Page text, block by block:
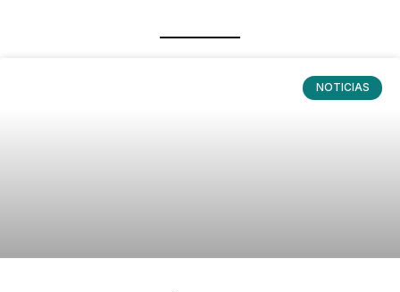
NOTICIAS